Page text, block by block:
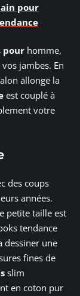
pour
pour homme,
jambes. En
allonge la
est couplé à
votre
des coups
années.
petite taille est
tendance
dessiner une
fines de
slim
en coton pur